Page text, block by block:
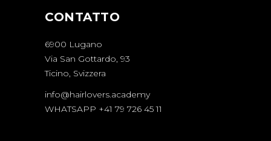
CONTATTO
6900 Lugano
Via San Gottardo, 93
Ticino, Svizzera
info@hairlovers.academy
WHATSAPP +41 79 726 45 11